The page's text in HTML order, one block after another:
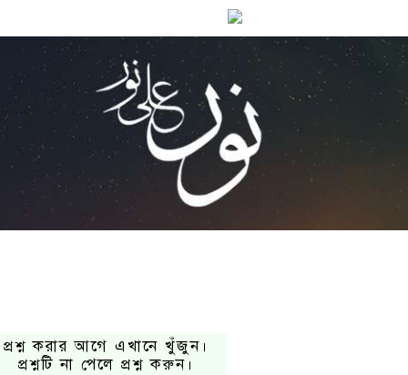
প্রশ্ন করার আগে এখানে খুঁজুন।
প্রশ্নটি না পেলে প্রশ্ন করুন।